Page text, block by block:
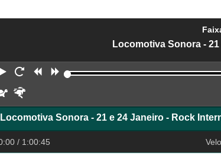
Locomotiva Sonora -
Reproduzir
Reiniciar
Retroceder
Avançar
Devagar
Locomotiva Sonora - 21 e 24 Janeiro - Rock
/ 1:00:45